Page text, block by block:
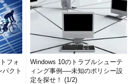
フォ
クト
Windows 10のトラブルシューテ
ィング事例──未知のポリシー設
定を探せ！ (1/2)